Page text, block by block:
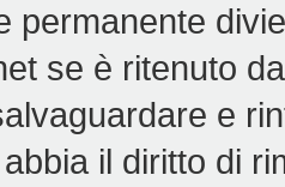
permanente
se è ritenuto
e
abbia il diritto di